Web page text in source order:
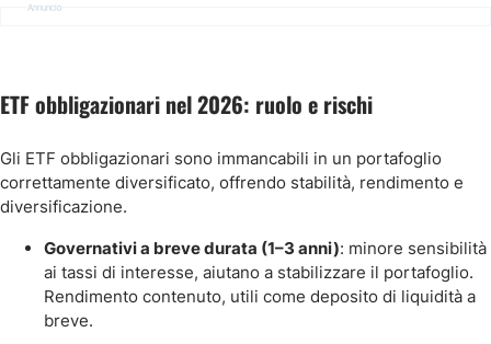
Annuncio
ETF obbligazionari nel 2026: ruolo e rischi
Gli ETF obbligazionari sono immancabili in un portafoglio
correttamente diversificato, offrendo stabilità, rendimento e
diversificazione.
Governativi a breve durata (1–3 anni): minore sensibilità
ai tassi di interesse, aiutano a stabilizzare il portafoglio.
Rendimento contenuto, utili come deposito di liquidità a
breve.